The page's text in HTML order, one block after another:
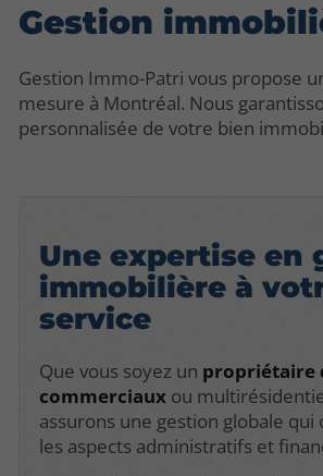
Gestion
Gestion Immo-Patri vous propose
mesure à Montréal. Nous
personnalisée de votre bien
Une expertise en
immobilière à
service
Que vous soyez un propriétaire
commerciaux ou
assurons une gestion globale qui
les aspects administratifs et